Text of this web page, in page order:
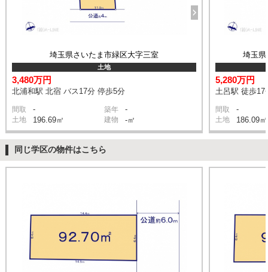
埼玉県さいたま市緑区大字三室
土地
3,480万円
北浦和駅 北宿 バス17分 停歩5分
間取 - 築年 -
土地 196.69㎡ 建物 -㎡
埼玉県
5,280万円
土呂駅 徒歩17
間取 -
土地 186.09㎡
同じ学区の物件はこちら